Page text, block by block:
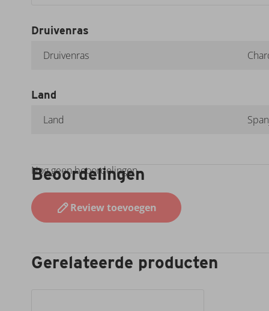
Druivenras
Druivenras
Land
Land
Beoordelingen
Nog geen beoordelingen
Review toevoegen
Gerelateerde producten